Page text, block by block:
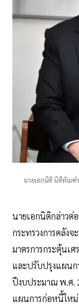
นายเอกนิติ นิติทัณฑ์
นายเอกนิติกล่าวต่
กระทรวงการคลัง
มาตรการกระตุ้นเ
และปรับปรุงแผนก
ปีงบประมาณ พ.ศ.
แผนการก่อหนี้ใหม่